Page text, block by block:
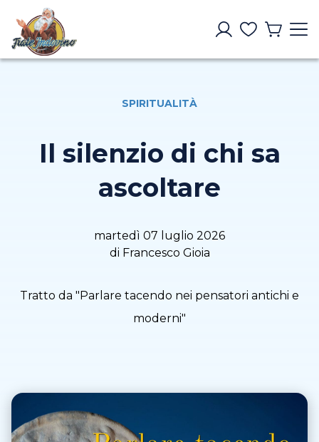
SPIRITUALITÀ
Il silenzio di chi sa
ascoltare
martedì 07 luglio 2026
di Francesco Gioia
Tratto da "Parlare tacendo nei pensatori antichi e
moderni"